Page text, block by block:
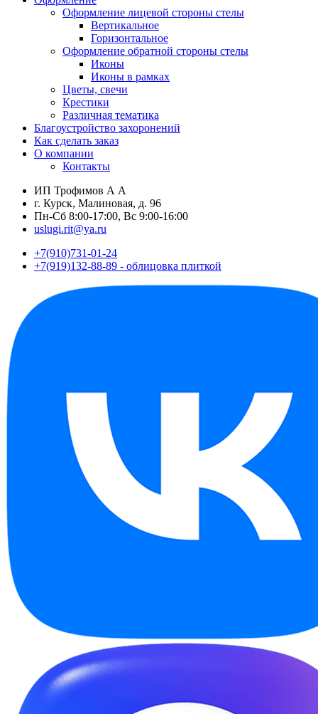
Оформление лицевой стороны стелы
Вертикальное
Горизонтальное
Оформление обратной стороны стелы
Иконы
Иконы в рамках
Цветы, свечи
Крестики
Различная тематика
Благоустройство захоронений
Как сделать заказ
О компании
Контакты
ИП Трофимов А А
г. Курск, Малиновая, д. 96
Пн-Сб 8:00-17:00, Вс 9:00-16:00
uslugi.rit@ya.ru
+7(910)731-01-24
+7(919)132-88-89 - облицовка плиткой